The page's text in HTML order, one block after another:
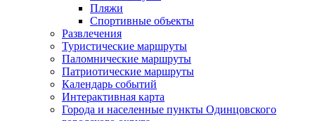
Пляжи
Спортивные объекты
Развлечения
Туристические маршруты
Паломнические маршруты
Патриотические маршруты
Календарь событий
Интерактивная карта
Города и населенные пункты Одинцовского